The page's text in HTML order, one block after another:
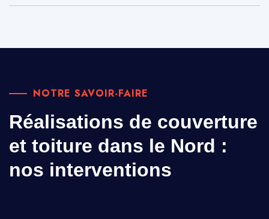
NOTRE SAVOIR-FAIRE
Réalisations de couverture
et toiture dans le Nord :
nos interventions